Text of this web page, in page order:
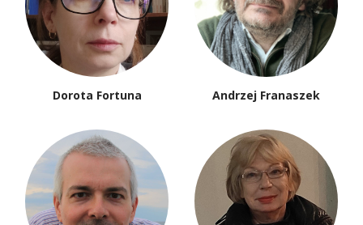
Dorota Fortuna Andrzej Franaszek